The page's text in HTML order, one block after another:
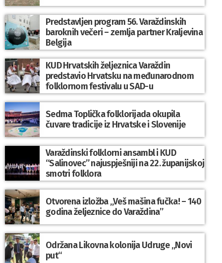
Predstavljen program 56. Varaždinskih
baroknih večeri – zemlja partner Kraljevina
Belgija
KUD Hrvatskih željeznica Varaždin
predstavio Hrvatsku na međunarodnom
folklornom festivalu u SAD-u
Sedma Toplička folklorijada okupila
čuvare tradicije iz Hrvatske i Slovenije
Varaždinski folklorni ansambl i KUD
“Salinovec” najuspješniji na 22. županijskoj
smotri folklora
Otvorena izložba „Veš mašina fučka! – 140
godina željeznice do Varaždina”
Održana Likovna kolonija Udruge „Novi
put“